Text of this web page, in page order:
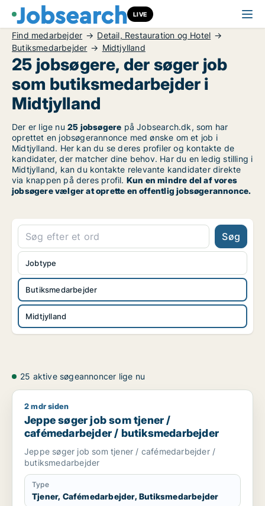
LIVE
Find medarbejder
Detail, Restauration og Hotel
Butiksmedarbejder
Midtjylland
25 jobsøgere, der søger job
som butiksmedarbejder i
Midtjylland
Der er lige nu 25 jobsøgere på Jobsearch.dk, som har
oprettet en jobsøgerannonce med ønske om et job i
Midtjylland. Her kan du se deres profiler og kontakte de
kandidater, der matcher dine behov. Har du en ledig stilling i
Midtjylland, kan du kontakte relevante kandidater direkte
via knappen på deres profil. Kun en mindre del af vores
jobsøgere vælger at oprette en offentlig jobsøgerannonce.
Søg
Butiksmedarbejder
Midtjylland
Jobtype
25 aktive søgeannoncer lige nu
Jeppe søger job som tjener / cafémedarbejder /
2 mdr siden
Jeppe søger job som tjener /
cafémedarbejder / butiksmedarbejder
Jeppe søger job som tjener / cafémedarbejder /
butiksmedarbejder
Type
Tjener, Cafémedarbejder, Butiksmedarbejder